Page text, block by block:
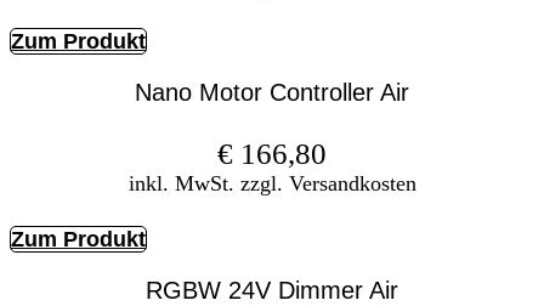
Zum Produkt
Nano Motor Controller Air
€ 166,80
inkl. MwSt. zzgl. Versandkosten
Zum Produkt
RGBW 24V Dimmer Air